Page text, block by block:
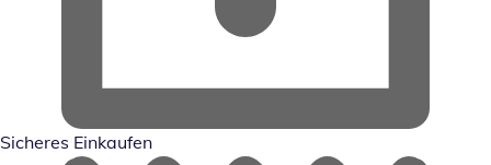
Sicheres Einkaufen